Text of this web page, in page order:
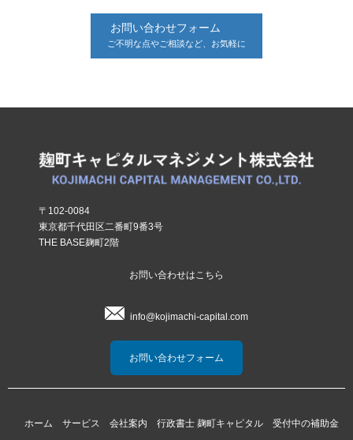
お問い合わせフォーム
ご不明な点やご相談など、お気軽に
〒102-0084
東京都千代田区二番町9番3号
THE BASE麹町2階
お問い合わせはこちら
info@kojimachi-capital.com
お問い合わせフォーム
ホーム サービス 会社案内 行政書士 麹町キャピタル 受付中の補助金